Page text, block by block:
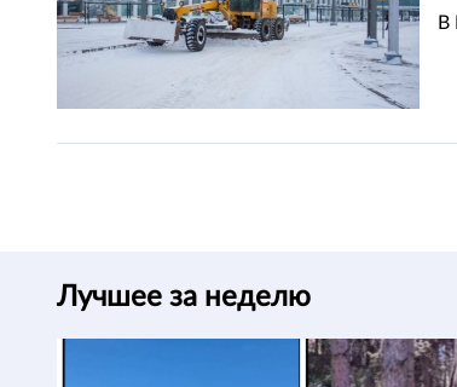
В
Лучшее за неделю